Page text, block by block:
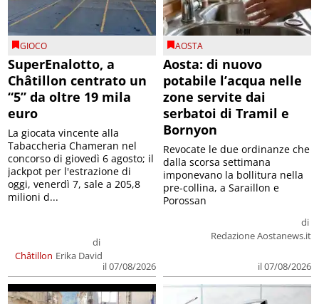
GIOCO
SuperEnalotto, a
Châtillon centrato un
“5” da oltre 19 mila
euro
Châtillon
di
Erika David
il 07/08/2026
La giocata vincente alla
Tabaccheria Chameran nel
concorso di giovedì 6 agosto; il
jackpot per l'estrazione di
oggi, venerdì 7, sale a 205,8
milioni d...
AOSTA
Aosta: di nuovo
potabile l’acqua nelle
zone servite dai
serbatoi di Tramil e
Bornyon
di
Redazione Aostanews.it
il 07/08/2026
Revocate le due ordinanze che
dalla scorsa settimana
imponevano la bollitura nella
pre-collina, a Saraillon e
Porossan